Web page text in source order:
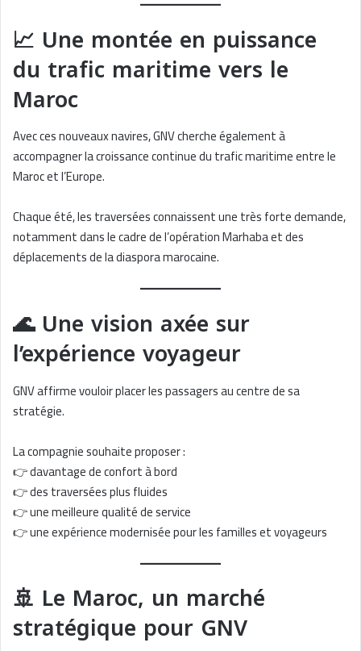
📈 Une montée en puissance
du trafic maritime vers le
Maroc
Avec ces nouveaux navires, GNV cherche également à
accompagner la croissance continue du trafic maritime entre le
Maroc et l’Europe.
Chaque été, les traversées connaissent une très forte demande,
notamment dans le cadre de l’opération Marhaba et des
déplacements de la diaspora marocaine.
🌊 Une vision axée sur
l’expérience voyageur
GNV affirme vouloir placer les passagers au centre de sa
stratégie.
La compagnie souhaite proposer :
👉 davantage de confort à bord
👉 des traversées plus fluides
👉 une meilleure qualité de service
👉 une expérience modernisée pour les familles et voyageurs
🚢 Le Maroc, un marché
stratégique pour GNV